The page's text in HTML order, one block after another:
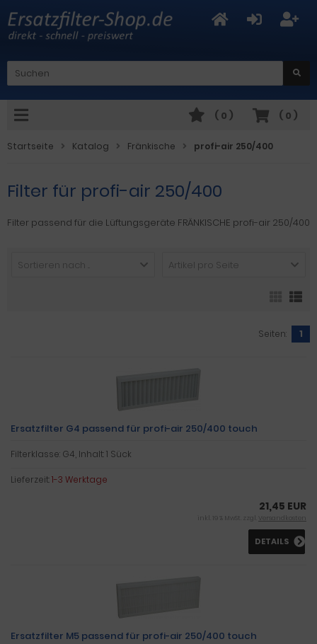
( 0 )
( 0 )
Startseite Katalog Fränkische profi-air 250/400
Filter für profi-air 250/400
Filter passend für die Lüftungsgeräte FRÄNKISCHE profi-air 250/400
Sortieren nach ... Artikel pro Seite
Seiten: 1
Ersatzfilter G4 passend für profi-air 250/400 touch
Filterklasse: G4, Inhalt: 1 Sück
Lieferzeit:1-3 Werktage
21,45 EUR
inkl. 19 % MwSt. zzgl. Versandkosten
DETAILS
Ersatzfilter M5 passend für profi-air 250/400 touch